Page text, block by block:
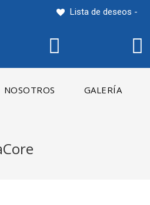
Lista de deseos -
NOSOTROS GALERÍA